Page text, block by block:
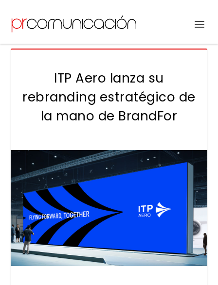
ITP Aero lanza su
rebranding estratégico de
la mano de BrandFor